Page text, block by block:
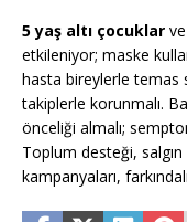
5 yaş altı çocuklar
etkileniyor; maske
hasta bireylerle temas
takiplerle korunmalı.
önceliği almalı;
Toplum desteği,
kampanyaları,